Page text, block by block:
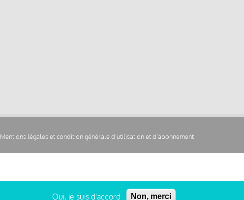
Mentions légales et condition générale d’utilisation et d’abonnement
Oui, je suis d'accord Non, merci